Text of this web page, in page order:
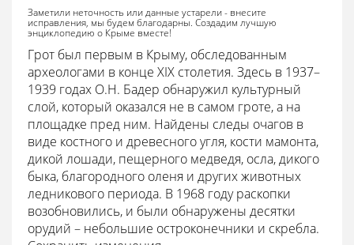
Заметили неточность или данные устарели - внесите
исправления, мы будем благодарны. Создадим лучшую
энциклопедию о Крыме вместе!
Грот был первым в Крыму, обследованным
археологами в конце XIX столетия. Здесь в 1937–
1939 годах О.Н. Бадер обнаружил культурный
слой, который оказался не в самом гроте, а на
площадке пред ним. Найдены следы очагов в
виде костного и древесного угля, кости мамонта,
дикой лошади, пещерного медведя, осла, дикого
быка, благородного оленя и других животных
ледникового периода. В 1968 году раскопки
возобновились, и были обнаружены десятки
орудий – небольшие остроконечники и скребла.